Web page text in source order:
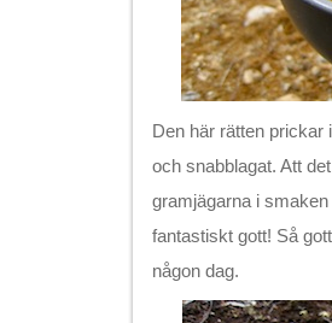
Den här rätten prickar
och snabblagat. Att
gramjägarna i
fantastiskt gott! Så
någon dag.